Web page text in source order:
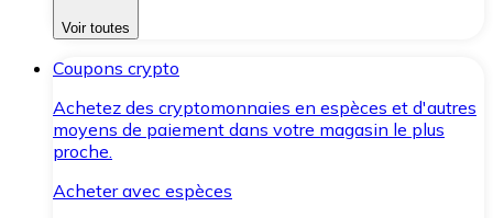
Voir toutes
Coupons crypto
Achetez des cryptomonnaies en espèces et d'autres
moyens de paiement dans votre magasin le plus
proche.
Acheter avec espèces